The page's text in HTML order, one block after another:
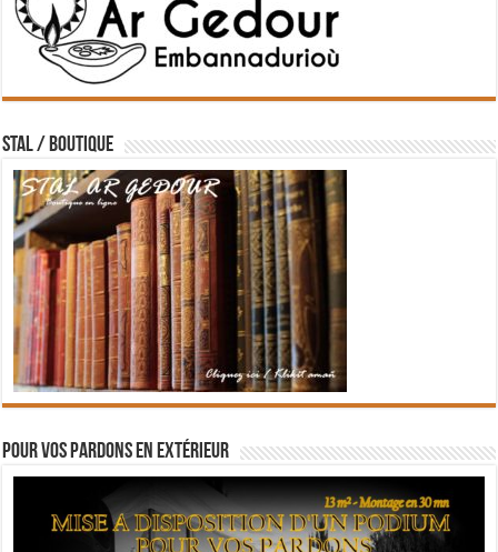
STAL / BOUTIQUE
Pour vos pardons en extérieur